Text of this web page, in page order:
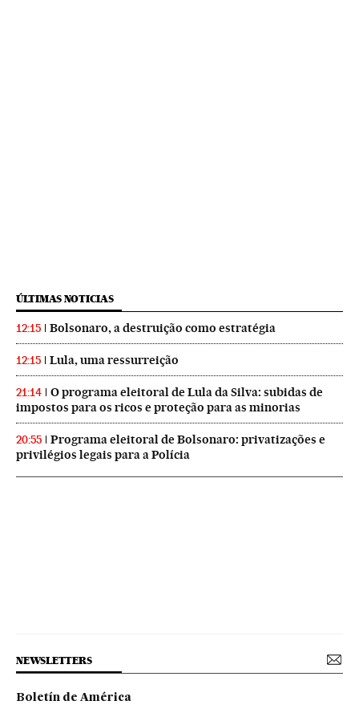
ÚLTIMAS NOTICIAS
12:15 Bolsonaro, a destruição como estratégia
12:15 Lula, uma ressurreição
21:14
O programa eleitoral de Lula da Silva: subidas de
impostos para os ricos e proteção para as minorias
20:55
Programa eleitoral de Bolsonaro: privatizações e
privilégios legais para a Polícia
NEWSLETTERS
Boletín de América